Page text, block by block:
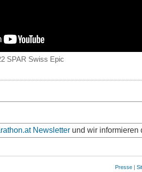
SPAR Swiss Epic
Newsletterund wir informieren
Presse |